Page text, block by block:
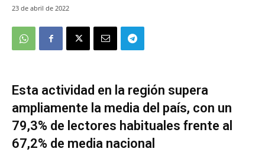
23 de abril de 2022
Esta actividad en la región supera
ampliamente la media del país, con un
79,3% de lectores habituales frente al
67,2% de media nacional